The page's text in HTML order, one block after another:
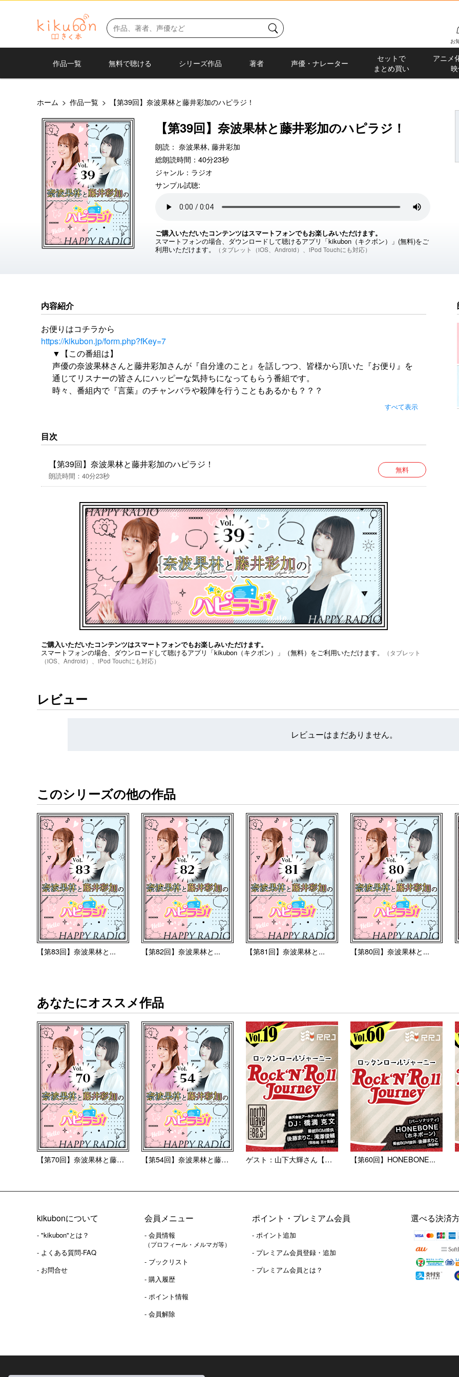
お
作品一覧 無料で聴ける シリーズ作品 著者 声優・ナレーター
セットで
まとめ買い
アニメ
ホーム > 作品一覧 > 【第39回】奈波果林と藤井彩加のハピラジ！
【第39回】奈波果林と藤井彩加のハピラジ！
朗読： 奈波果林, 藤井彩加
総朗読時間：40分23秒
ジャンル： ラジオ
サンプル試聴:
ご購入いただいたコンテンツはスマートフォンでもお楽しみいただけます。
スマートフォンの場合、ダウンロードして聴けるアプリ「kikubon（キクボン）」(無料)をご
利用いただけます。
（タブレット（iOS、Android）、iPod Touchにも対応）
内容紹介
お便りはコチラから
https://kikubon.jp/form.php?fKey=7
▼【この番組は】
声優の奈波果林さんと藤井彩加さんが『自分達のこと』を話しつつ、皆様から頂いた『お便り』を
通じてリスナーの皆さんにハッピーな気持ちになってもらう番組です。
時々、番組内で『言葉』のチャンバラや殺陣を行うこともあるかも？？？
▼【パーソナリティ】
奈波 果林（Karin Nanami）
誕生日：1月7日
出身地：北海道
方言：北海道弁
血液型：A型
趣味・特技：ミニチュアフィギュア収集、スポーツチャンバラ（初段）、フェンシング、小動物看
藤井 彩加（Ayaka Fujii）
誕生日：8月16日
出身地：茨城県
血液型：O型
▼『ハピラジ！』とは
https://www.youtube.com/@rrjradio
ハピラジ！はペットショップに行く前にペットの里親になることを勝手に推奨してます。
すべて表示
目次
【第39回】奈波果林と藤井彩加のハピラジ！
朗読時間：40分23秒
無料
ご購入いただいたコンテンツはスマートフォンでもお楽しみいただけます。
スマートフォンの場合、ダウンロードして聴けるアプリ「kikubon（キクボン）」（無料）をご利用いただけます。
（タブレット
（iOS、Android）、iPod Touchにも対応）
レビュー
レビューはまだありません。
このシリーズの他の作品
【第83回】奈波果林と... 【第82回】奈波果林と... 【第81回】奈波果林と... 【第80回】奈波果林と...
あなたにオススメ作品
【第70回】奈波果林と藤井彩... 【第54回】奈波果林と藤井彩... ゲスト：山下大輝さん【第19... 【第60回】HONEBONE...
kikubonについて
- "kikubon"とは？
- よくある質問-FAQ
- お問合せ
会員メニュー
- 会員情報
（プロフィール・メルマガ等）
- ブックリスト
- 購入履歴
- ポイント情報
- 会員解除
ポイント・プレミアム会員
- ポイント追加
- プレミアム会員登録・追加
- プレミアム会員とは？
選べる決済